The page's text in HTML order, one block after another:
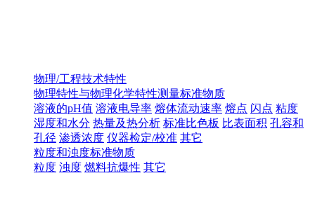
物理/工程技术特性
物理特性与物理化学特性测量标准物质
溶液的pH值 溶液电导率 熔体流动速率 熔点 闪点 粘度
湿度和水分 热量及热分析 标准比色板 比表面积 孔容和
孔径 渗透浓度 仪器检定/校准 其它
粒度和浊度标准物质
粒度 浊度 燃料抗爆性 其它